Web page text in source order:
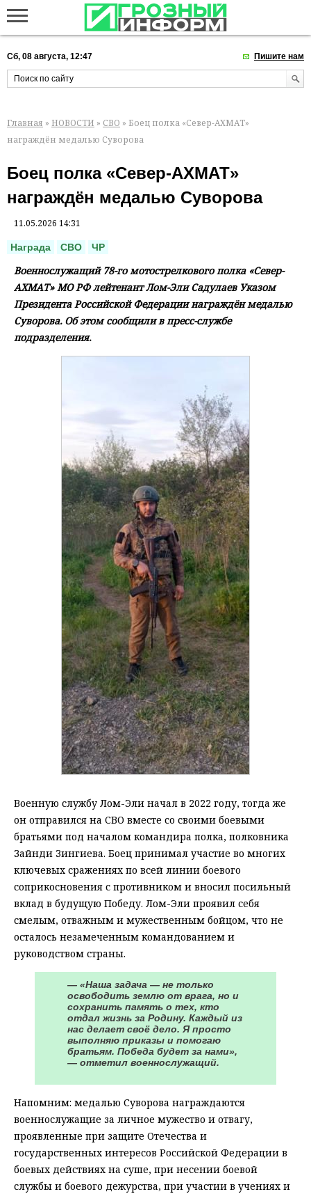
Сб, 08 августа, 12:47 Пишите нам
Главная » НОВОСТИ » СВО » Боец полка «Север-АХМАТ»
награждён медалью Суворова
Боец полка «Север-АХМАТ»
награждён медалью Суворова
11.05.2026 14:31
Награда СВО ЧР
Военнослужащий 78-го мотострелкового полка «Север-
АХМАТ» МО РФ лейтенант Лом-Эли Садулаев Указом
Президента Российской Федерации награждён медалью
Суворова. Об этом сообщили в пресс-службе
подразделения.
Военную службу Лом-Эли начал в 2022 году, тогда же
он отправился на СВО вместе со своими боевыми
братьями под началом командира полка, полковника
Зайнди Зингиева. Боец принимал участие во многих
ключевых сражениях по всей линии боевого
соприкосновения с противником и вносил посильный
вклад в будущую Победу. Лом-Эли проявил себя
смелым, отважным и мужественным бойцом, что не
осталось незамеченным командованием и
руководством страны.
— «Наша задача — не только
освободить землю от врага, но и
сохранить память о тех, кто
отдал жизнь за Родину. Каждый из
нас делает своё дело. Я просто
выполняю приказы и помогаю
братьям. Победа будет за нами»,
— отметил военнослужащий.
Напомним: медалью Суворова награждаются
военнослужащие за личное мужество и отвагу,
проявленные при защите Отечества и
государственных интересов Российской Федерации в
боевых действиях на суше, при несении боевой
службы и боевого дежурства, при участии в учениях и